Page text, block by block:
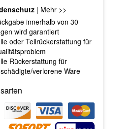
| Mehr >>
innerhalb von 30
wird garantiert
oder Teilrückerstattung für
Rückerstattung für
verlorene Ware